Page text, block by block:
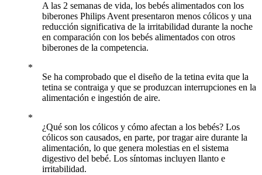
A las 2 semanas de vida, los bebés alimentados con los
biberones Philips Avent presentaron menos cólicos y una
reducción significativa de la irritabilidad durante la noche
en comparación con los bebés alimentados con otros
biberones de la competencia.
Se ha comprobado que el diseño de la tetina evita que la
tetina se contraiga y que se produzcan interrupciones en la
alimentación e ingestión de aire.
¿Qué son los cólicos y cómo afectan a los bebés? Los
cólicos son causados, en parte, por tragar aire durante la
alimentación, lo que genera molestias en el sistema
digestivo del bebé. Los síntomas incluyen llanto e
irritabilidad.